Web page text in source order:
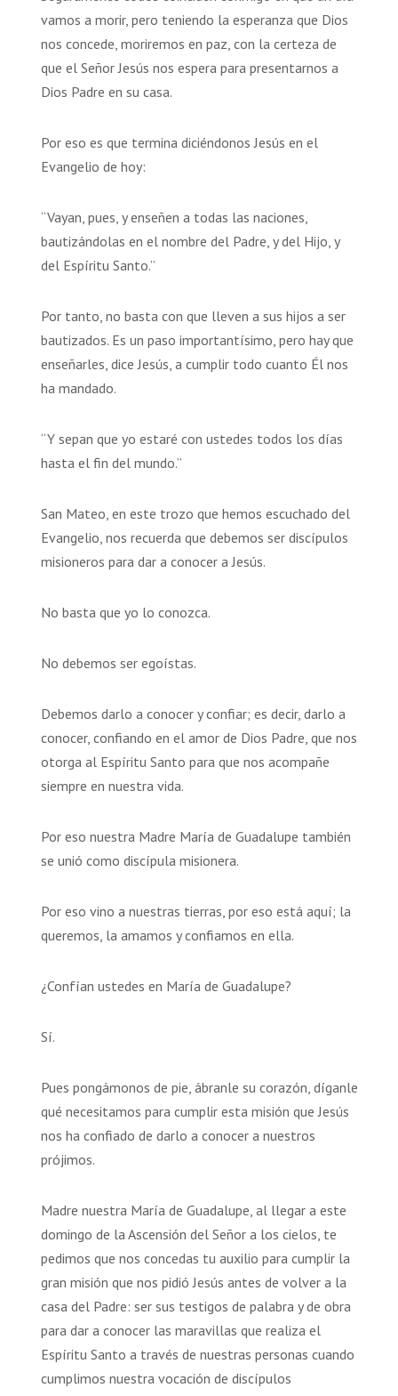
vamos a morir, pero teniendo la esperanza que Dios
nos concede, moriremos en paz, con la certeza de
que el Señor Jesús nos espera para presentarnos a
Dios Padre en su casa.
Por eso es que termina diciéndonos Jesús en el
Evangelio de hoy:
“Vayan, pues, y enseñen a todas las naciones,
bautizándolas en el nombre del Padre, y del Hijo, y
del Espíritu Santo.”
Por tanto, no basta con que lleven a sus hijos a ser
bautizados. Es un paso importantísimo, pero hay que
enseñarles, dice Jesús, a cumplir todo cuanto Él nos
ha mandado.
“Y sepan que yo estaré con ustedes todos los días
hasta el fin del mundo.”
San Mateo, en este trozo que hemos escuchado del
Evangelio, nos recuerda que debemos ser discípulos
misioneros para dar a conocer a Jesús.
No basta que yo lo conozca.
No debemos ser egoístas.
Debemos darlo a conocer y confiar; es decir, darlo a
conocer, confiando en el amor de Dios Padre, que nos
otorga al Espíritu Santo para que nos acompañe
siempre en nuestra vida.
Por eso nuestra Madre María de Guadalupe también
se unió como discípula misionera.
Por eso vino a nuestras tierras, por eso está aquí; la
queremos, la amamos y confiamos en ella.
¿Confían ustedes en María de Guadalupe?
Sí.
Pues pongámonos de pie, ábranle su corazón, díganle
qué necesitamos para cumplir esta misión que Jesús
nos ha confiado de darlo a conocer a nuestros
prójimos.
Madre nuestra María de Guadalupe, al llegar a este
domingo de la Ascensión del Señor a los cielos, te
pedimos que nos concedas tu auxilio para cumplir la
gran misión que nos pidió Jesús antes de volver a la
casa del Padre: ser sus testigos de palabra y de obra
para dar a conocer las maravillas que realiza el
Espíritu Santo a través de nuestras personas cuando
cumplimos nuestra vocación de discípulos